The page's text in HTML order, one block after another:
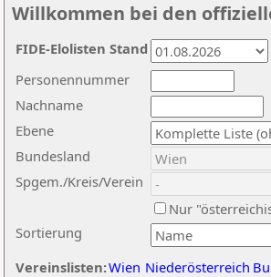
Willkommen bei den
Nachname
Ebene
Sortierung
Personennummer
Bundesland
Spgem./Kreis/Verein
Nur
Vereinslisten:Wien Niederösterreich
FIDE-Elolisten Stand